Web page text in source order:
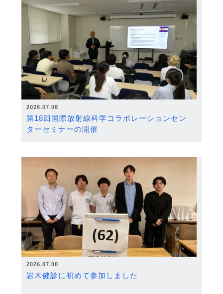
2026.07.08
第18回国際放射線科学コラボレーションセン
ターセミナーの開催
2026.07.08
岩木健診に初めて参加しました